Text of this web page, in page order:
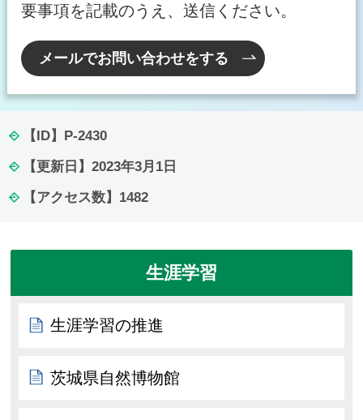
要事項を記載のうえ、送信ください。
メールでお問い合わせをする
【ID】 P-2430
【更新日】 2023年3月1日
【アクセス数】 1482
生涯学習
生涯学習の推進
茨城県自然博物館